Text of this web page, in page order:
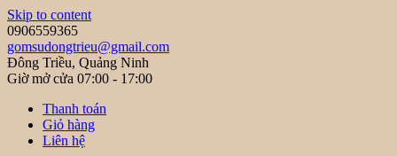
Skip to content
0906559365
gomsudongtrieu@gmail.com
Đông Triều, Quảng Ninh
Giờ mở cửa 07:00 - 17:00
Thanh toán
Giỏ hàng
Liên hệ